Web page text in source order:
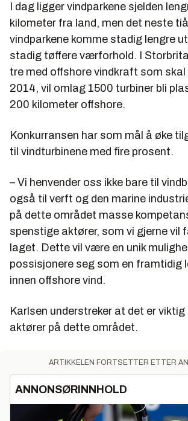
I dag ligger vindparkene sjelden
kilometer fra land, men det neste
vindparkene komme stadig lengre
stadig tøffere værforhold. I
tre med offshore vindkraft som
2014, vil omlag 1500 turbiner bli
200 kilometer offshore.
Konkurransen har som mål å øke
til vindturbinene med fire prosent.
– Vi henvender oss ikke bare til
også til verft og den marine
på dette området masse
spenstige aktører, som vi gjerne vil
laget. Dette vil være en unik
possisjonere seg som en framtidig
innen offshore vind.
Karlsen understreker at det er
aktører på dette området.
ARTIKKELEN FORTSETTER ETTER
ANNONSØRINNHOLD